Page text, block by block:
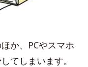
か、PCやスマホ
てしまいます。